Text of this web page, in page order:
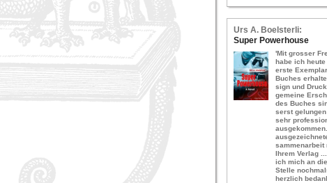
Urs A. Bo­els­ter­li:
Super Power­hou­se
'Mit gros­ser
habe ich heute
erste
Bu­ches
sign und
ge­mei­ne
des Bu­ches
serst
sehr
sam­men­ar­beit
Ihrem Ver­lag
ich mich an
Stel­le
herz­lich